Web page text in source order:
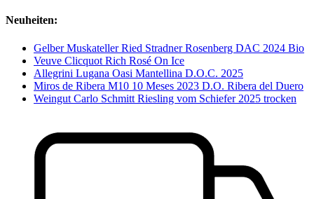
Neuheiten:
Gelber Muskateller Ried Stradner Rosenberg DAC 2024 Bio
Veuve Clicquot Rich Rosé On Ice
Allegrini Lugana Oasi Mantellina D.O.C. 2025
Miros de Ribera M10 10 Meses 2023 D.O. Ribera del Duero
Weingut Carlo Schmitt Riesling vom Schiefer 2025 trocken